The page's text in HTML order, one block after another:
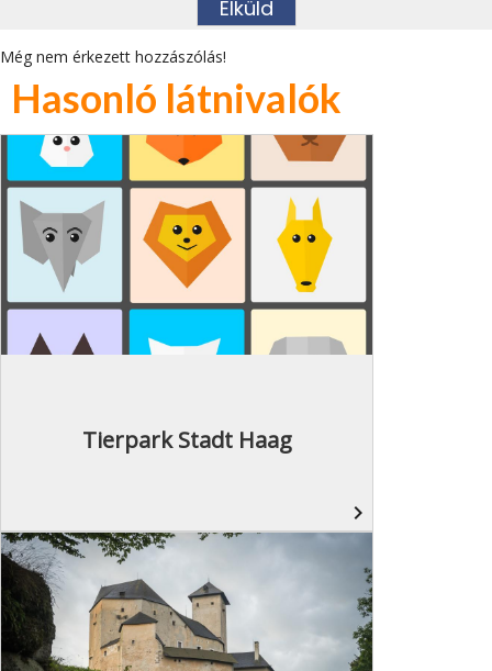
Még nem érkezett hozzászólás!
Hasonló látnivalók
Tierpark Stadt Haag
navigate_next